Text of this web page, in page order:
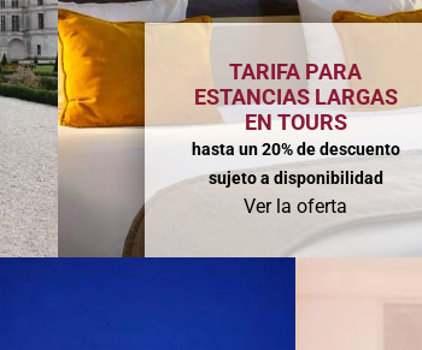
TARIFA PARA
ESTANCIAS LARGAS
EN TOURS
hasta un 20% de descuento
sujeto a disponibilidad
Ver la oferta